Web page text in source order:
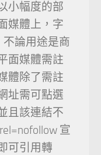
小幅度的部
媒體上，字
不論用途是商
面媒體需註
體除了需註
址需可點選
且該連結不
宣
可引用轉